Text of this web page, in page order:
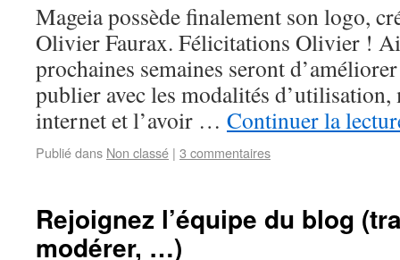
Mageia possède finalement son logo,
Olivier Faurax. Félicitations Olivier !
prochaines semaines seront
publier avec les modalités
internet et l’avoir … Continuer la
Publié dans Non classé | 3 commentaires
Rejoignez l’équipe du blog
modérer, …)